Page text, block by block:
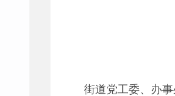
街道党工委、办